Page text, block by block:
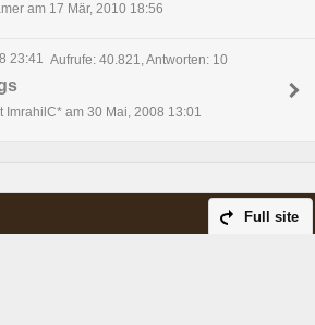
am 17 Mär, 2010 18:56
23:41 Aufrufe: 40.821, Antworten: 10
ImrahilC* am 30 Mai, 2008 13:01
Full site